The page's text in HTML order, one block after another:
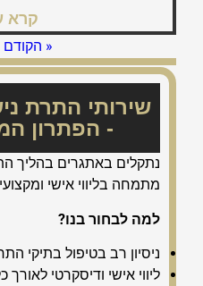
קרא
« הקודם
שירותי התרת
- הפתרון
נתקלים באתגרים בהליך
מתמחה בליווי אישי
למה לבחור בנו?
ניסיון רב בטיפול בתיקי
ליווי אישי ודיסקרטי לאורך